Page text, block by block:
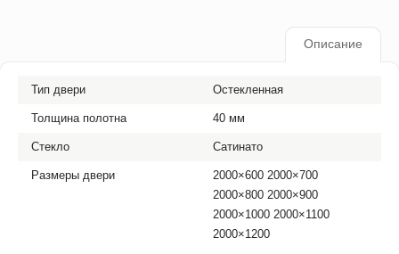
Описание
Тип двери Остекленная
Толщина полотна 40 мм
Стекло Сатинато
Размеры двери
2000×600 2000×700
2000×800 2000×900
2000×1000 2000×1100
2000×1200